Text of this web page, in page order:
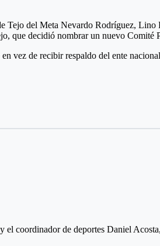
Tejo del Meta Nevardo Rodríguez,
que decidió nombrar un nuevo Comité
vez de recibir respaldo del ente
nuevo órgano de administración,
de cobro.
coordinador de deportes Daniel